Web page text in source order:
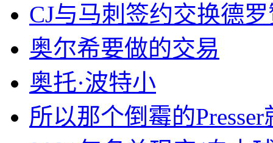
CJ与马刺签约交换德
奥尔希要做的交易
奥托·波特小
所以那个倒霉的